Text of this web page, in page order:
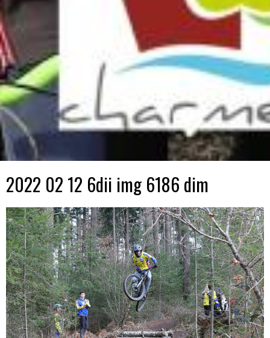
2022 02 12 6dii img 6186 dim